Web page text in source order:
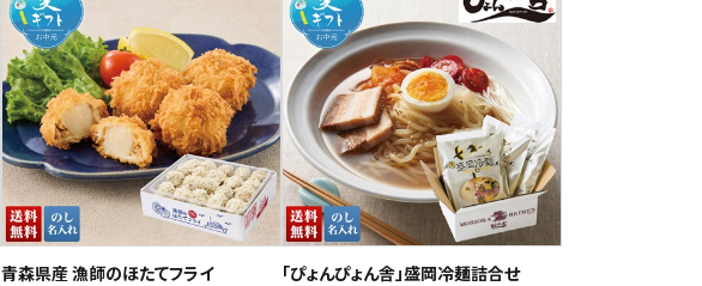
青森県産 漁師のほたてフライ 「ぴょんぴょん舎」盛岡冷麺詰合せ